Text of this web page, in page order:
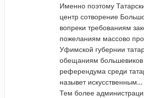
Именно поэтому
центр сотворение
вопреки требованиям
пожеланиям массово
Уфимской губернии
обещаниям
референдума среди
назывет искусственным…
Тем более